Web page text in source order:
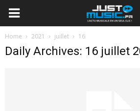
Home 2021 juillet 16
Daily Archives: 16 juillet